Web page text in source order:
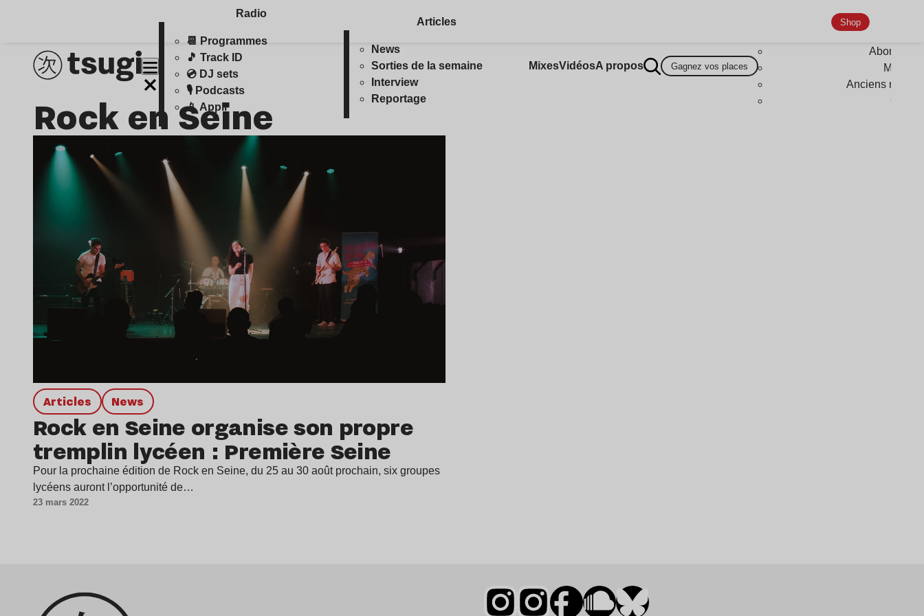
Radio
📆 Programmes
🎵 Track ID
💿 DJ sets
🎙️ Podcasts
📱 Appli
Articles
News
Sorties de la semaine
Interview
Reportage
MixesVidéosA propos Gagnez vos places
Shop
Anciens
Rock en Seine
Articles news
Rock en Seine organise son propre
tremplin lycéen : Première Seine
Pour la prochaine édition de Rock en Seine, du 25 au 30 août prochain, six groupes
lycéens auront l’opportunité de…
23 mars 2022